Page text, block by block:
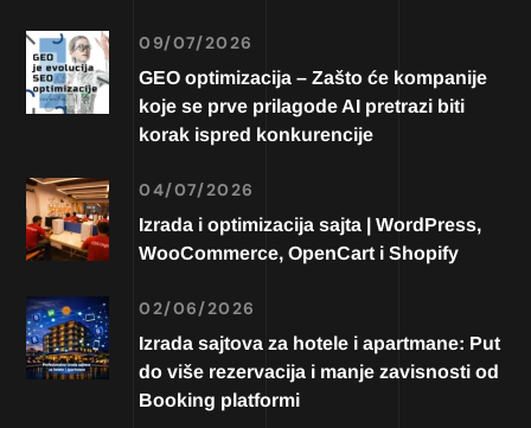
09/07/2026
GEO optimizacija – Zašto će kompanije
koje se prve prilagode AI pretrazi biti
korak ispred konkurencije
04/07/2026
Izrada i optimizacija sajta | WordPress,
WooCommerce, OpenCart i Shopify
02/06/2026
Izrada sajtova za hotele i apartmane: Put
do više rezervacija i manje zavisnosti od
Booking platformi